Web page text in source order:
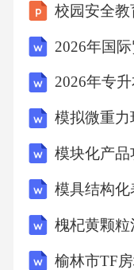
校园安全
2026年国
2026年专